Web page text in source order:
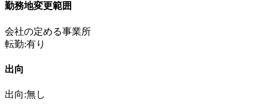
勤務地変更範囲
会社の定める事業所
転勤:有り
出向
出向:無し